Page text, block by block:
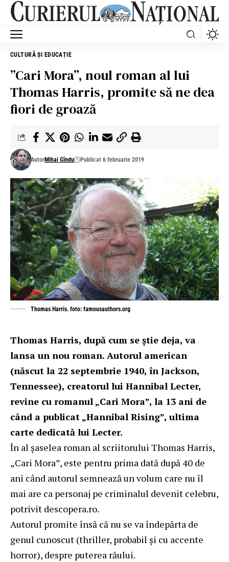
CULTURĂ ȘI EDUCAȚIE
”Cari Mora”, noul roman al lui
Thomas Harris, promite să ne dea
fiori de groază
AutorMihai Gîndu Publicat 6 februarie 2019
Thomas Harris. foto: famousauthors.org
Thomas Harris, după cum se ştie deja, va
lansa un nou roman. Autorul american
(născut la 22 septembrie 1940, în Jackson,
Tennessee), creatorul lui Hannibal Lecter,
revine cu romanul „Cari Mora”, la 13 ani de
când a publicat „Hannibal Rising”, ultima
carte dedicată lui Lecter.
În al şaselea roman al scriitorului Thomas Harris,
„Cari Mora”, este pentru prima dată după 40 de
ani când autorul semnează un volum care nu îl
mai are ca personaj pe criminalul devenit celebru,
potrivit descopera.ro.
Autorul promite însă că nu se va îndepărta de
genul cunoscut (thriller, probabil şi cu accente
horror), despre puterea răului.